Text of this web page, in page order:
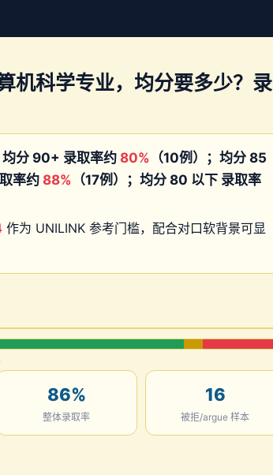
机科学专业，均分要多少？录
分 90+ 录取率约 80% （10例）；均分 85
率约 88% （17例）；均分 80 以下 录取率
作为 UNILINK 参考门槛，配合对口软背景可显
86%
整体录取率
16
被拒/argue 样本